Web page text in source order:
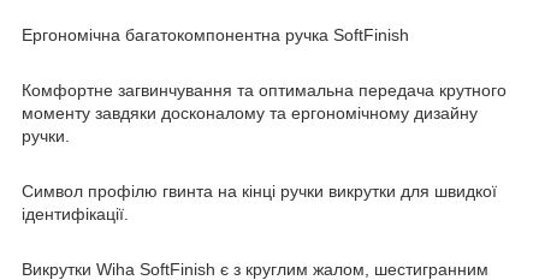
Ергономічна багатокомпонентна ручка SoftFinish
Комфортне загвинчування та оптимальна передача крутного
моменту завдяки досконалому та ергономічному дизайну
ручки.
Символ профілю гвинта на кінці ручки викрутки для швидкої
ідентифікації.
Викрутки Wiha SoftFinish є з круглим жалом, шестигранним